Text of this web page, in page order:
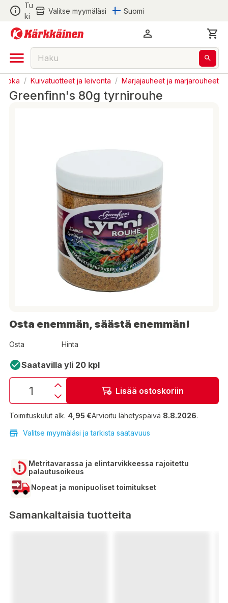
Tu
ki
Valitse myymäläsi Suomi
/ Kuivatuotteet ja leivonta / Marjajauheet ja marjarouheet
Greenfinn's 80g tyrnirouhe
Osta enemmän, säästä enemmän!
Osta Hinta
Saatavilla yli 20 kpl
Lisää ostoskoriin
Toimituskulut alk. 4,95 €Arvioitu lähetyspäivä 8.8.2026.
Valitse myymäläsi ja tarkista saatavuus
Metritavarassa ja elintarvikkeessa rajoitettu
palautusoikeus
Nopeat ja monipuoliset toimitukset
Samankaltaisia tuotteita